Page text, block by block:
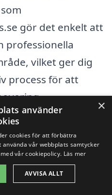
gör det enkelt att
professionella
vilket ger dig
process för att
och utan
×
använder
cookies för att förbättra
vår webbplats samtycker
vår cookiepolicy. Läs mer
AVVISA ALLT